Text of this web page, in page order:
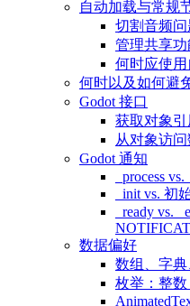
自动加载与常规
切割音频问
管理共享
何时应使
何时以及如何避
Godot 接口
获取对象引
从对象访
Godot 通知
_process
_init vs. 初
_ready vs.
数据偏好
数组、字典
枚举：整数